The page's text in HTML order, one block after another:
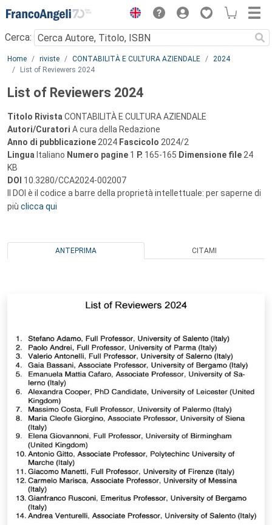
Menu
Cerca:
Main content
Home riviste CONTABILITÀ E CULTURA AZIENDALE
2024
List of Reviewers 2024
List of Reviewers 2024
Titolo Rivista CONTABILITÀ E CULTURA AZIENDALE
Autori/Curatori A cura della Redazione
Anno di pubblicazione 2024 Fascicolo 2024/2
Lingua Italiano Numero pagine 1 P. 165-165 Dimensione file 24
KB
DOI 10.3280/CCA2024-002007
Il DOI è il codice a barre della proprietà intellettuale: per saperne di
più clicca qui
ANTEPRIMA CITAMI